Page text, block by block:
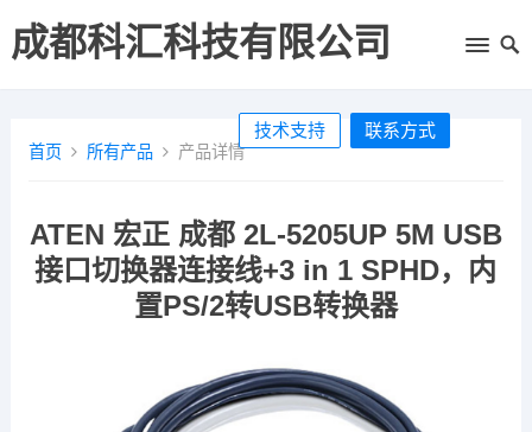
成都科汇科技有限公司
技术支持 联系方式
首页 所有产品 产品详情
ATEN 宏正 成都 2L-5205UP 5M USB
接口切换器连接线+3 in 1 SPHD，内
置PS/2转USB转换器